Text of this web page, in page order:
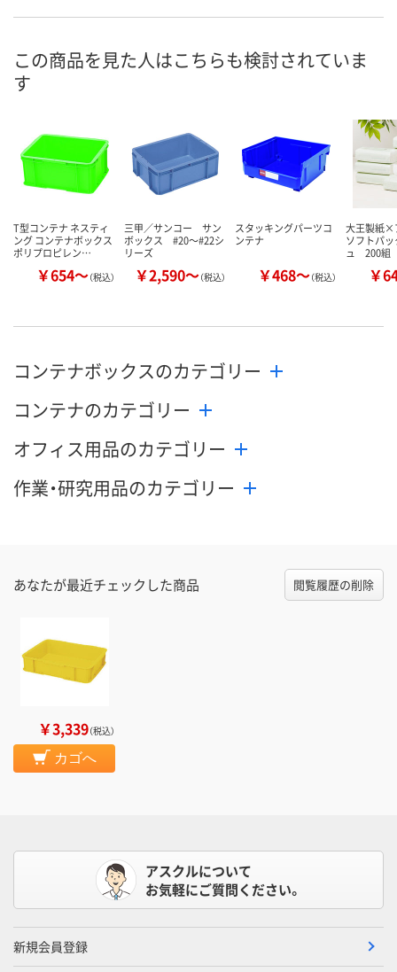
号
お届け日
カゴへ
お取り扱い終了しま
した
カ
この商品を見た人はこちらも検討されていま
す
T型コンテナ ネスティ
ング コンテナボックス
ポリプロピレン…
￥654～（税込）
三甲／サンコー サン
ボックス #20～#22シ
リーズ
￥2,590～（税込）
スタッキングパーツコ
ンテナ
￥468～（税込）
大王製紙
ソフトパ
ュ 200
￥
コンテナボックスのカテゴリー
コンテナのカテゴリー
オフィス用品のカテゴリー
作業・研究用品のカテゴリー
あなたが最近チェックした商品 閲覧履歴の削除
￥3,339（税込）
カゴへ
アスクルについて
お気軽にご質問ください。
新規会員登録